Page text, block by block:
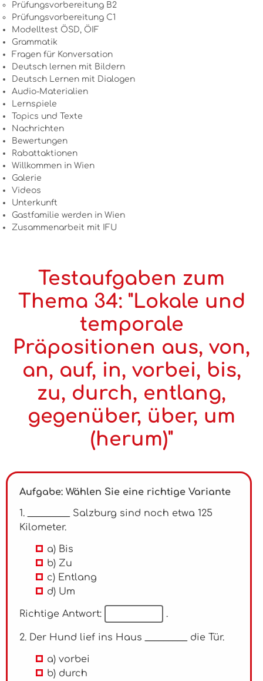
Prüfungsvorbereitung B2
Prüfungsvorbereitung C1
Modelltest ÖSD, ÖIF
Grammatik
Fragen für Konversation
Deutsch lernen mit Bildern
Deutsch Lernen mit Dialogen
Audio-Materialien
Lernspiele
Topics und Texte
Nachrichten
Bewertungen
Rabattaktionen
Willkommen in Wien
Galerie
Videos
Unterkunft
Gastfamilie werden in Wien
Zusammenarbeit mit IFU
Testaufgaben zum
Thema 34: "Lokale und
temporale
Präpositionen aus, von,
an, auf, in, vorbei, bis,
zu, durch, entlang,
gegenüber, über, um
(herum)"
Aufgabe: Wählen Sie eine richtige Variante
1. _________ Salzburg sind noch etwa 125
Kilometer.
a) Bis
b) Zu
c) Entlang
d) Um
Richtige Antwort: .
2. Der Hund lief ins Haus _________ die Tür.
a) vorbei
b) durch